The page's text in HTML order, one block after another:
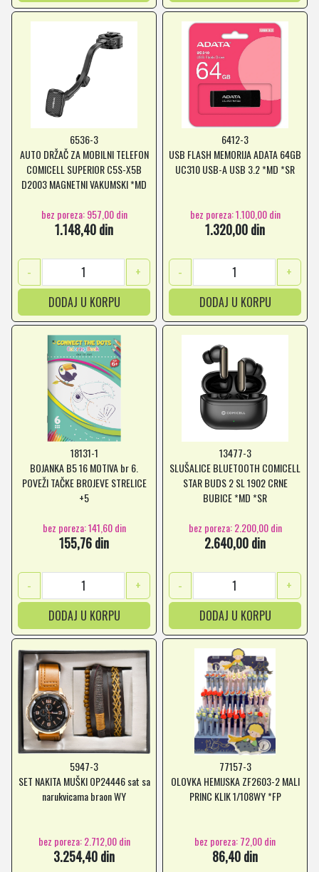
6536-3
AUTO DRŽAČ ZA MOBILNI TELEFON
COMICELL SUPERIOR C5S-X5B
D2003 MAGNETNI VAKUMSKI *MD
bez poreza: 957,00 din
1.148,40 din
-
+
DODAJ U KORPU
6412-3
USB FLASH MEMORIJA ADATA 64GB
UC310 USB-A USB 3.2 *MD *SR
bez poreza: 1.100,00 din
1.320,00 din
-
+
DODAJ U KORPU
18131-1
BOJANKA B5 16 MOTIVA br 6.
POVEŽI TAČKE BROJEVE STRELICE
+5
bez poreza: 141,60 din
155,76 din
-
+
DODAJ U KORPU
13477-3
SLUŠALICE BLUETOOTH COMICELL
STAR BUDS 2 SL 1902 CRNE
BUBICE *MD *SR
bez poreza: 2.200,00 din
2.640,00 din
-
+
DODAJ U KORPU
5947-3
SET NAKITA MUŠKI OP24446 sat sa
narukvicama braon WY
bez poreza: 2.712,00 din
3.254,40 din
77157-3
OLOVKA HEMIJSKA ZF2603-2 MALI
PRINC KLIK 1/108WY *FP
bez poreza: 72,00 din
86,40 din